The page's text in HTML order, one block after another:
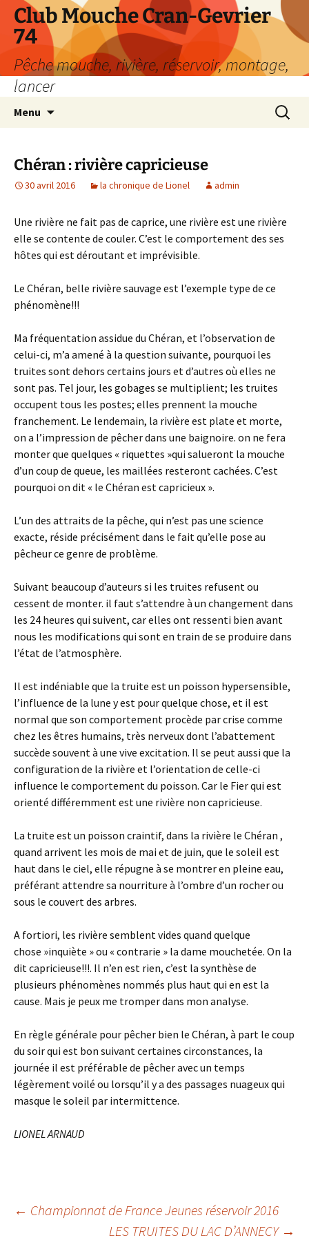
Aller
contenu
Club Mouche Cran-Gevrier
74
Pêche mouche, rivière, réservoir, montage,
lancer
Menu
Chéran : rivière capricieuse
30 avril 2016 la chronique de Lionel admin
Une rivière ne fait pas de caprice, une rivière est une rivière
elle se contente de couler. C’est le comportement des ses
hôtes qui est déroutant et imprévisible.
Le Chéran, belle rivière sauvage est l’exemple type de ce
phénomène!!!
Ma fréquentation assidue du Chéran, et l’observation de
celui-ci, m’a amené à la question suivante, pourquoi les
truites sont dehors certains jours et d’autres où elles ne
sont pas. Tel jour, les gobages se multiplient; les truites
occupent tous les postes; elles prennent la mouche
franchement. Le lendemain, la rivière est plate et morte,
on a l’impression de pêcher dans une baignoire. on ne fera
monter que quelques « riquettes »qui salueront la mouche
d’un coup de queue, les maillées resteront cachées. C’est
pourquoi on dit « le Chéran est capricieux ».
L’un des attraits de la pêche, qui n’est pas une science
exacte, réside précisément dans le fait qu’elle pose au
pêcheur ce genre de problème.
Suivant beaucoup d’auteurs si les truites refusent ou
cessent de monter. il faut s’attendre à un changement dans
les 24 heures qui suivent, car elles ont ressenti bien avant
nous les modifications qui sont en train de se produire dans
l’état de l’atmosphère.
Il est indéniable que la truite est un poisson hypersensible,
l’influence de la lune y est pour quelque chose, et il est
normal que son comportement procède par crise comme
chez les êtres humains, très nerveux dont l’abattement
succède souvent à une vive excitation. Il se peut aussi que la
configuration de la rivière et l’orientation de celle-ci
influence le comportement du poisson. Car le Fier qui est
orienté différemment est une rivière non capricieuse.
La truite est un poisson craintif, dans la rivière le Chéran ,
quand arrivent les mois de mai et de juin, que le soleil est
haut dans le ciel, elle répugne à se montrer en pleine eau,
préférant attendre sa nourriture à l’ombre d’un rocher ou
sous le couvert des arbres.
A fortiori, les rivière semblent vides quand quelque
chose »inquiète » ou « contrarie » la dame mouchetée. On la
dit capricieuse!!!. Il n’en est rien, c’est la synthèse de
plusieurs phénomènes nommés plus haut qui en est la
cause. Mais je peux me tromper dans mon analyse.
En règle générale pour pêcher bien le Chéran, à part le coup
du soir qui est bon suivant certaines circonstances, la
journée il est préférable de pêcher avec un temps
légèrement voilé ou lorsqu’il y a des passages nuageux qui
masque le soleil par intermittence.
LIONEL ARNAUD
Navigation
← Championnat de France Jeunes réservoir 2016
LES TRUITES DU LAC D’ANNECY →